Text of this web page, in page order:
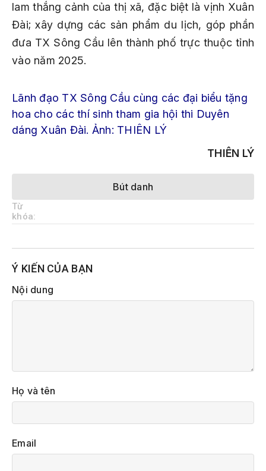
lam thắng cảnh của thị xã, đặc biệt là vịnh Xuân
Đài; xây dựng các sản phẩm du lịch, góp phần
đưa TX Sông Cầu lên thành phố trực thuộc tỉnh
vào năm 2025.
Lãnh đạo TX Sông Cầu cùng các đại biểu tặng
hoa cho các thí sinh tham gia hội thi Duyên
dáng Xuân Đài. Ảnh: THIÊN LÝ
THIÊN LÝ
Bút danh
Từ
khóa:
Ý KIẾN CỦA BẠN
Nội dung
Họ và tên
Email